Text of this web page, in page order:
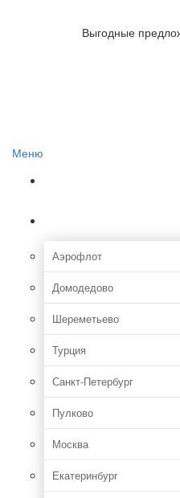
Отзывы об авиакомпаниях
Отзывы об аэропортах
Выгодные
Меню
Аэрофлот
Домодедово
Шереметьево
Турция
Санкт-Петербург
Пулково
Москва
Екатеринбург